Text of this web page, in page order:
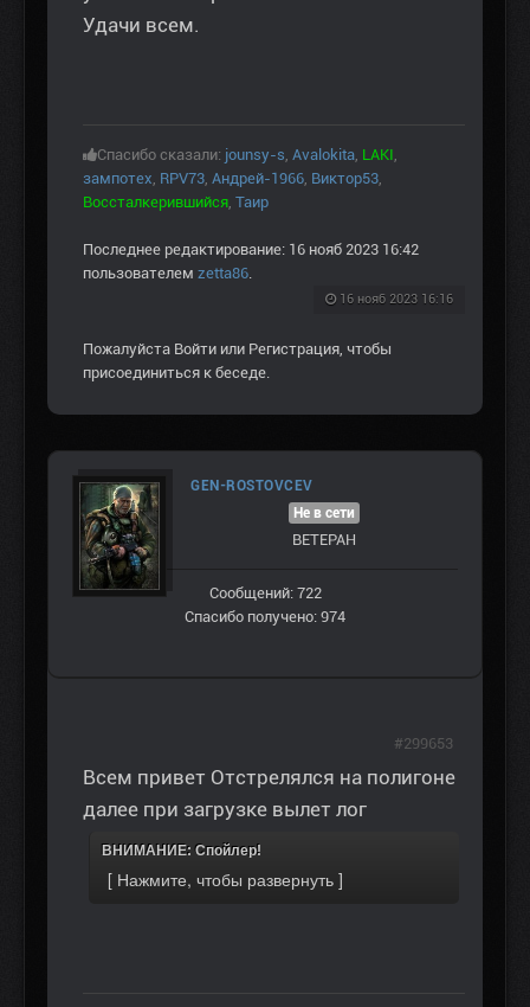
Удачи всем.
Спасибо сказали: jounsy-s, Avalokita, LAKI,
зампотех, RPV73, Андрей-1966, Виктор53,
Воссталкерившийся, Таир
Последнее редактирование: 16 нояб 2023 16:42
пользователем zetta86.
16 нояб 2023 16:16
Пожалуйста Войти или Регистрация, чтобы
присоединиться к беседе.
GEN-ROSTOVCEV
Не в сети
ВЕТЕРАН
Сообщений: 722
Спасибо получено: 974
Всем привет Отстрелялся на полигоне
далее при загрузке вылет лог
ВНИМАНИЕ: Спойлер!
#299653